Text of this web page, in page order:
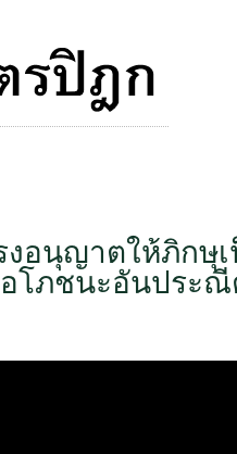
งอนุญาตให้ภิกษุ
โภชนะอันประณี